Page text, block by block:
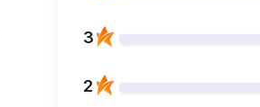
3
2